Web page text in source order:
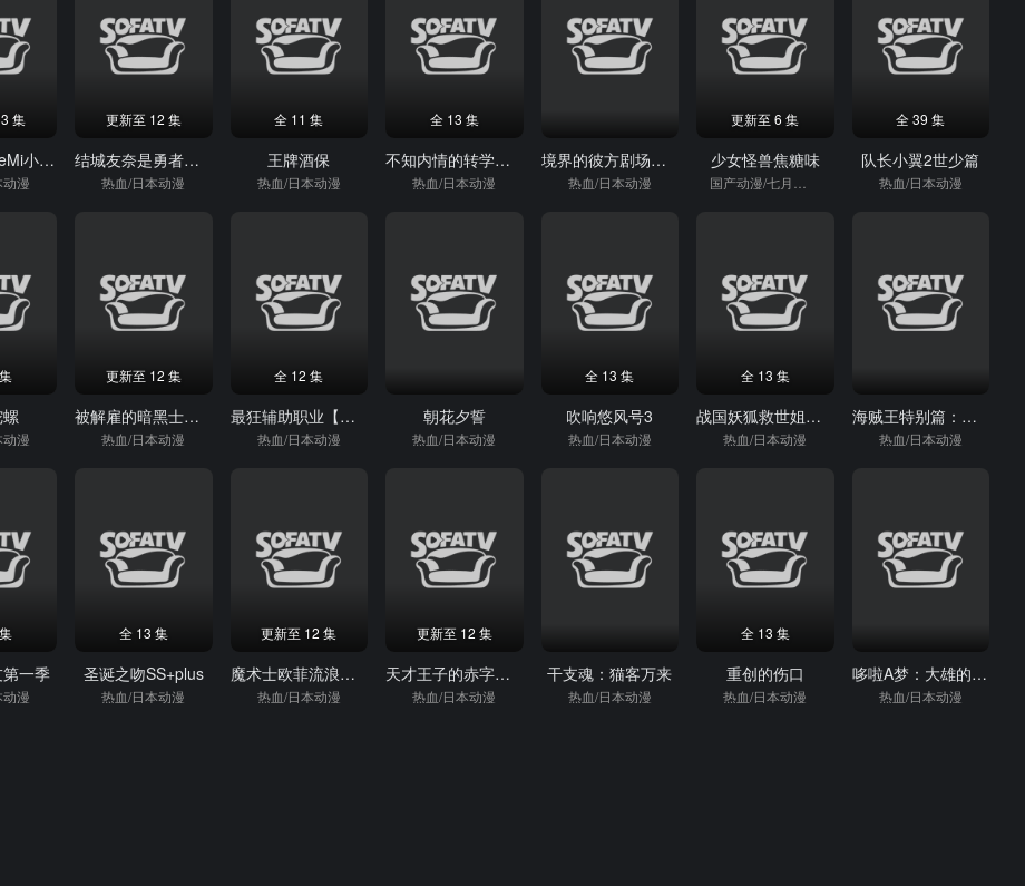
集
小魔女DoReMi小·秘·密
漫
更新至 12 集
结城友奈是勇者大满开之章
热血/日本动漫
全 11 集
王牌酒保
热血/日本动漫
全 13 集
不知内情的转学生不管三七二十一缠了上来
热血/日本动漫
境界的彼方剧场版过去篇
热血/日本动漫
更新至 6 集
少女怪兽焦糖味
全 39 集
队长小翼2世少篇
热血/日本动漫
漫
更新至 12 集
被解雇的暗黑士兵慢生活的第二人生
热血/日本动漫
全 12 集
最狂辅助职业【话术士】世界最强战团听我号令
热血/日本动漫
朝花夕誓
热血/日本动漫
全 13 集
吹响悠风号3
热血/日本动漫
全 13 集
战国妖狐救世姐弟篇
热血/日本动漫
海贼王特别篇：迷雾岛大冒险
热血/日本动漫
一季
漫
全 13 集
圣诞之吻SS+plus
热血/日本动漫
更新至 12 集
魔术士欧菲流浪之旅第三季
热血/日本动漫
更新至 12 集
天才王子的赤字国家再生术
热血/日本动漫
干支魂：猫客万来
热血/日本动漫
全 13 集
重创的伤口
热血/日本动漫
哆啦A梦：大雄的南极冰冰凉大冒险
热血/日本动漫